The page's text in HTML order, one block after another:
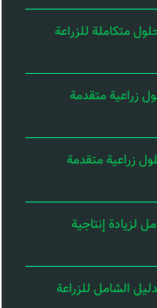
متكاملة للزراعة
زراعية متقدمة
زراعية متقدمة
لزيادة إنتاجية
الشامل للزراعة